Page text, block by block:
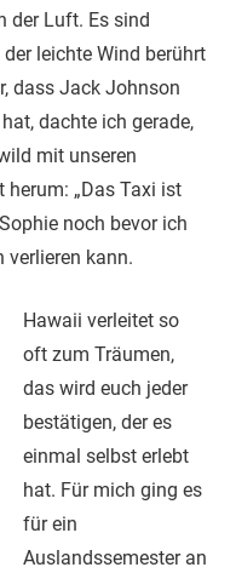
der Luft. Es sind
leichte Wind berührt
dass Jack Johnson
dachte ich gerade,
mit unseren
herum: „Das Taxi ist
noch bevor ich
verlieren kann.
Hawaii verleitet so
oft zum Träumen,
das wird euch jeder
bestätigen, der es
einmal selbst erlebt
hat. Für mich ging es
für ein
Auslandssemester an